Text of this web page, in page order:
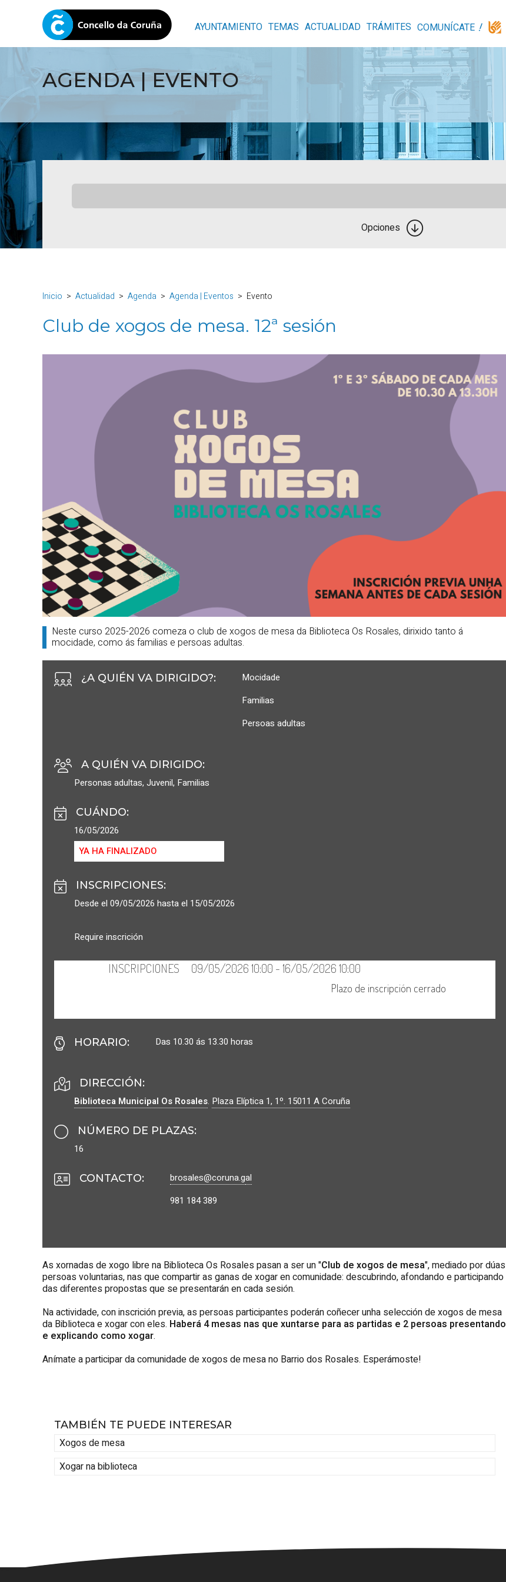
AYUNTAMIENTO TEMAS ACTUALIDAD TRÁMITES COMUNÍCATE
AGENDA | EVENTO
Opciones
Inicio Actualidad Agenda Agenda | Eventos Evento
Club de xogos de mesa. 12ª sesión
Neste curso 2025-2026 comeza o club de xogos de mesa da Biblioteca Os Rosales, dirixido tanto á
mocidade, como ás familias e persoas adultas.
¿A QUIÉN VA DIRIGIDO?:
Mocidade
Familias
Persoas adultas
A QUIÉN VA DIRIGIDO:
Personas adultas, Juvenil, Familias
CUÁNDO:
16/05/2026
YA HA FINALIZADO
INSCRIPCIONES:
Desde el 09/05/2026 hasta el 15/05/2026
Require inscrición
HORARIO: Das 10.30 ás 13.30 horas
DIRECCIÓN:
Biblioteca Municipal Os Rosales. Plaza Elíptica 1, 1º. 15011 A Coruña
NÚMERO DE PLAZAS:
16
CONTACTO: brosales@coruna.gal
981 184 389
As xornadas de xogo libre na Biblioteca Os Rosales pasan a ser un "Club de xogos de mesa", mediado por dúas
persoas voluntarias, nas que compartir as ganas de xogar en comunidade: descubrindo, afondando e participando
das diferentes propostas que se presentarán en cada sesión.
Na actividade, con inscrición previa, as persoas participantes poderán coñecer unha selección de xogos de mesa
da Biblioteca e xogar con eles. Haberá 4 mesas nas que xuntarse para as partidas e 2 persoas presentando
e explicando como xogar.
Anímate a participar da comunidade de xogos de mesa no Barrio dos Rosales. Esperámoste!
TAMBIÉN TE PUEDE INTERESAR
Xogos de mesa
Xogar na biblioteca